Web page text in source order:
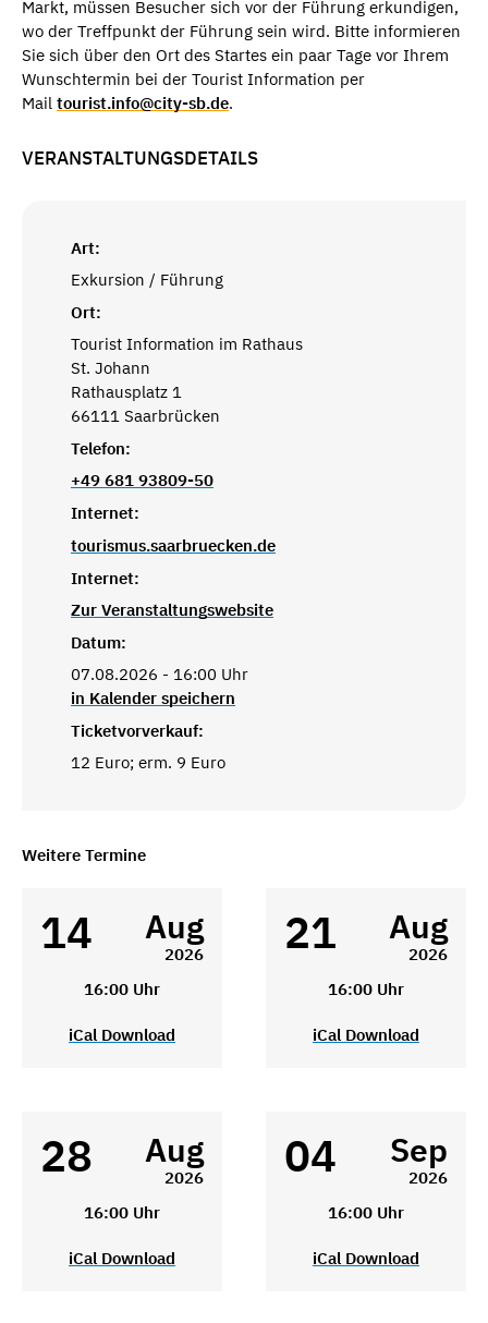
Markt, müssen Besucher sich vor der Führung erkundigen,
wo der Treffpunkt der Führung sein wird. Bitte informieren
Sie sich über den Ort des Startes ein paar Tage vor Ihrem
Wunschtermin bei der Tourist Information per
Mail tourist.info@city-sb.de.
VERANSTALTUNGSDETAILS
Art:
Exkursion / Führung
Ort:
Tourist Information im Rathaus
St. Johann
Rathausplatz 1
66111 Saarbrücken
Telefon:
+49 681 93809-50
Internet:
tourismus.saarbruecken.de
Internet:
Zur Veranstaltungswebsite
Datum:
07.08.2026 - 16:00 Uhr
in Kalender speichern
Ticketvorverkauf:
12 Euro; erm. 9 Euro
Weitere Termine
14 Aug
2026
16:00 Uhr
iCal Download
21 Aug
2026
16:00 Uhr
iCal Download
28 Aug
2026
16:00 Uhr
iCal Download
04 Sep
2026
16:00 Uhr
iCal Download